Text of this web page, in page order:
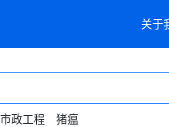
关于
政工程 猪瘟